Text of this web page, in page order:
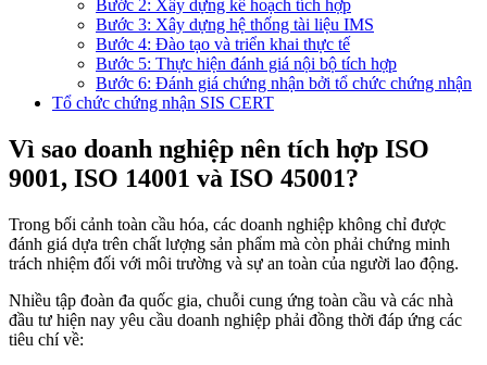
Bước 2: Xây dựng kế hoạch tích hợp
Bước 3: Xây dựng hệ thống tài liệu IMS
Bước 4: Đào tạo và triển khai thực tế
Bước 5: Thực hiện đánh giá nội bộ tích hợp
Bước 6: Đánh giá chứng nhận bởi tổ chức chứng nhận
Tổ chức chứng nhận SIS CERT
Vì sao doanh nghiệp nên tích hợp ISO
9001, ISO 14001 và ISO 45001?
Trong bối cảnh toàn cầu hóa, các doanh nghiệp không chỉ được
đánh giá dựa trên chất lượng sản phẩm mà còn phải chứng minh
trách nhiệm đối với môi trường và sự an toàn của người lao động.
Nhiều tập đoàn đa quốc gia, chuỗi cung ứng toàn cầu và các nhà
đầu tư hiện nay yêu cầu doanh nghiệp phải đồng thời đáp ứng các
tiêu chí về: